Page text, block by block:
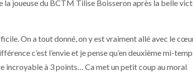
la joueuse du BCTM Tilise Boisseronaprès la belle
On a tout donné, on y est vraiment allé avec le
c’est l’envie et je pense qu’en deuxième mi-
incroyable à 3 points… Ca met un petit coup au moral